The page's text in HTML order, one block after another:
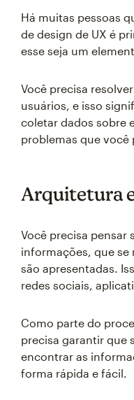
Há muitas pessoas
de design de UX é
esse seja um
Você precisa
usuários, e isso
coletar dados sobre
problemas que você
Arquitetura
Você precisa pensar
informações, que se
são apresentadas.
redes sociais,
Como parte do
precisa garantir que
encontrar as
forma rápida e fácil.